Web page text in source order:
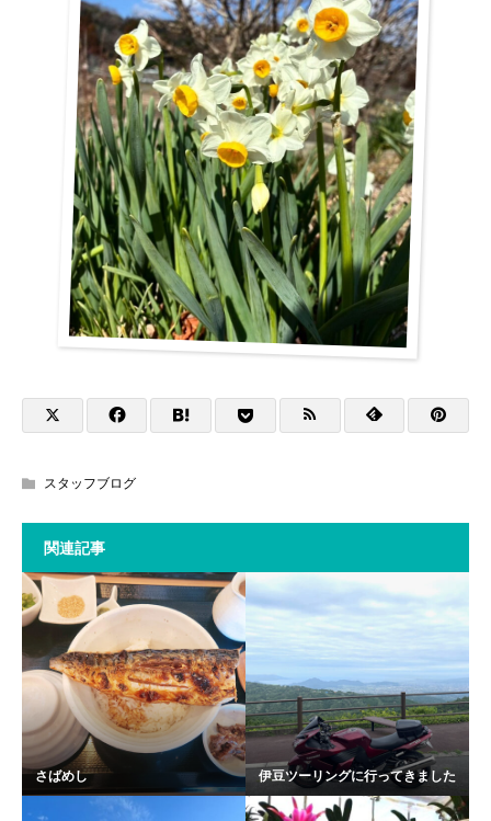
スタッフブログ
関連記事
さばめし 伊豆ツーリングに行ってきました